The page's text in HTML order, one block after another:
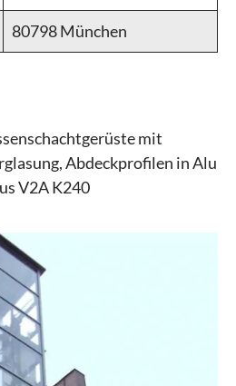
80798 München
mit
Abdeckprofilen in Alu
V2A K240